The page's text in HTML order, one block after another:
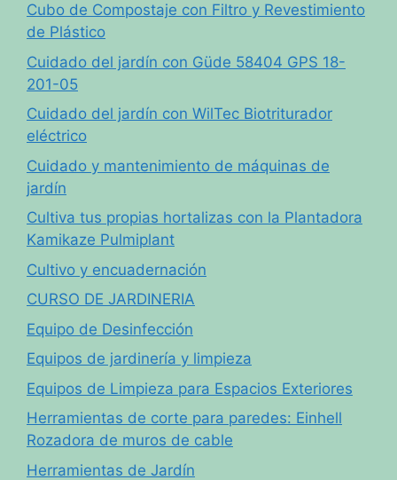
Cubo de Compostaje con Filtro y Revestimiento
de Plástico
Cuidado del jardín con Güde 58404 GPS 18-
201-05
Cuidado del jardín con WilTec Biotriturador
eléctrico
Cuidado y mantenimiento de máquinas de
jardín
Cultiva tus propias hortalizas con la Plantadora
Kamikaze Pulmiplant
Cultivo y encuadernación
CURSO DE JARDINERIA
Equipo de Desinfección
Equipos de jardinería y limpieza
Equipos de Limpieza para Espacios Exteriores
Herramientas de corte para paredes: Einhell
Rozadora de muros de cable
Herramientas de Jardín